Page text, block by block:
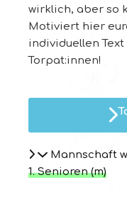
wirklich, aber so
Motiviert hier
individuellen
Torpat:innen!
Mannschaft
1. Senioren (m)